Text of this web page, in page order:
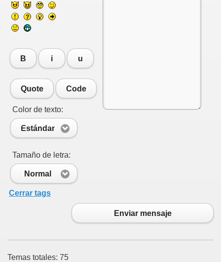
B i u
Quote Code
Color de texto:
Estándar
Tamaño de letra:
Normal
Cerrar tags
Enviar mensaje
Temas totales: 75